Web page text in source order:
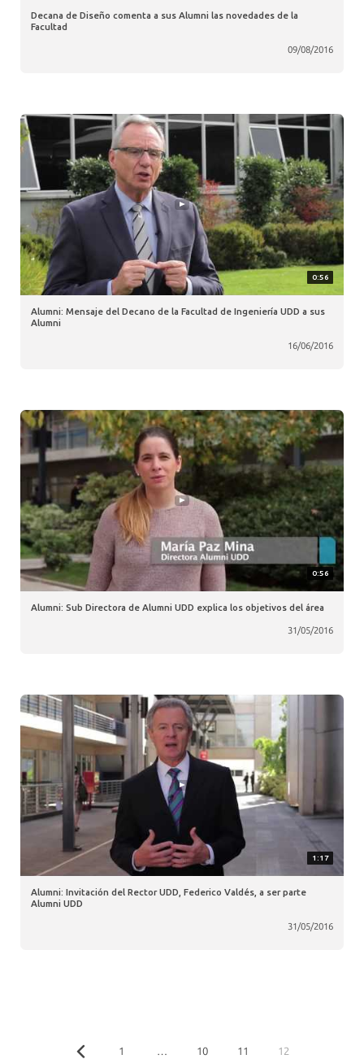
Decana de Diseño comenta a sus Alumni las novedades de la
Facultad
09/08/2016
0:56
Alumni: Mensaje del Decano de la Facultad de Ingeniería UDD a sus
Alumni
16/06/2016
0:56
Alumni: Sub Directora de Alumni UDD explica los objetivos del área
31/05/2016
1:17
Alumni: Invitación del Rector UDD, Federico Valdés, a ser parte
Alumni UDD
31/05/2016
1 … 10 11 12